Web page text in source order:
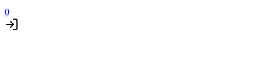
0